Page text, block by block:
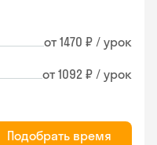
от 1470 ₽ / урок
от 1092 ₽ / урок
Подобрать время